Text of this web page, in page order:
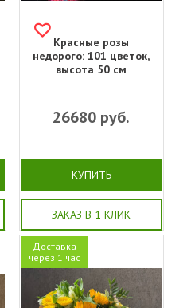
Красные розы
недорого: 101 цветок,
высота 50 см
26680 руб.
КУПИТЬ
ЗАКАЗ В 1 КЛИК
Доставка
через 1 час